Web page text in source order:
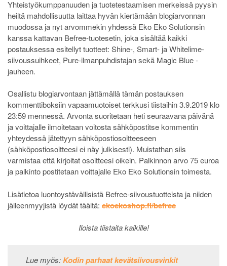
Yhteistyökumppanuuden ja tuotetestaamisen merkeissä pyysin
heiltä mahdollisuutta laittaa hyvän kiertämään blogiarvonnan
muodossa ja nyt arvommekin yhdessä Eko Eko Solutionsin
kanssa kattavan Befree-tuotesetin, joka sisältää kaikki
postauksessa esitellyt tuotteet: Shine-, Smart- ja Whitelime-
siivoussuihkeet, Pure-ilmanpuhdistajan sekä Magic Blue -
jauheen.
Osallistu blogiarvontaan jättämällä tämän postauksen
kommenttiboksiin vapaamuotoiset terkkusi tiistaihin 3.9.2019 klo
23:59 mennessä. Arvonta suoritetaan heti seuraavana päivänä
ja voittajalle ilmoitetaan voitosta sähköpostitse kommentin
yhteydessä jätettyyn sähköpostiosoitteeseen
(sähköpostiosoitteesi ei näy julkisesti). Muistathan siis
varmistaa että kirjoitat osoitteesi oikein. Palkinnon arvo 75 euroa
ja palkinto postitetaan voittajalle Eko Eko Solutionsin toimesta.
Lisätietoa luontoystävällisistä Befree-siivoustuotteista ja niiden
jälleenmyyjistä löydät täältä: ekoekoshop.fi/befree
Iloista tiistaita kaikille!
Lue myös:Kodin parhaat kevätsiivousvinkit